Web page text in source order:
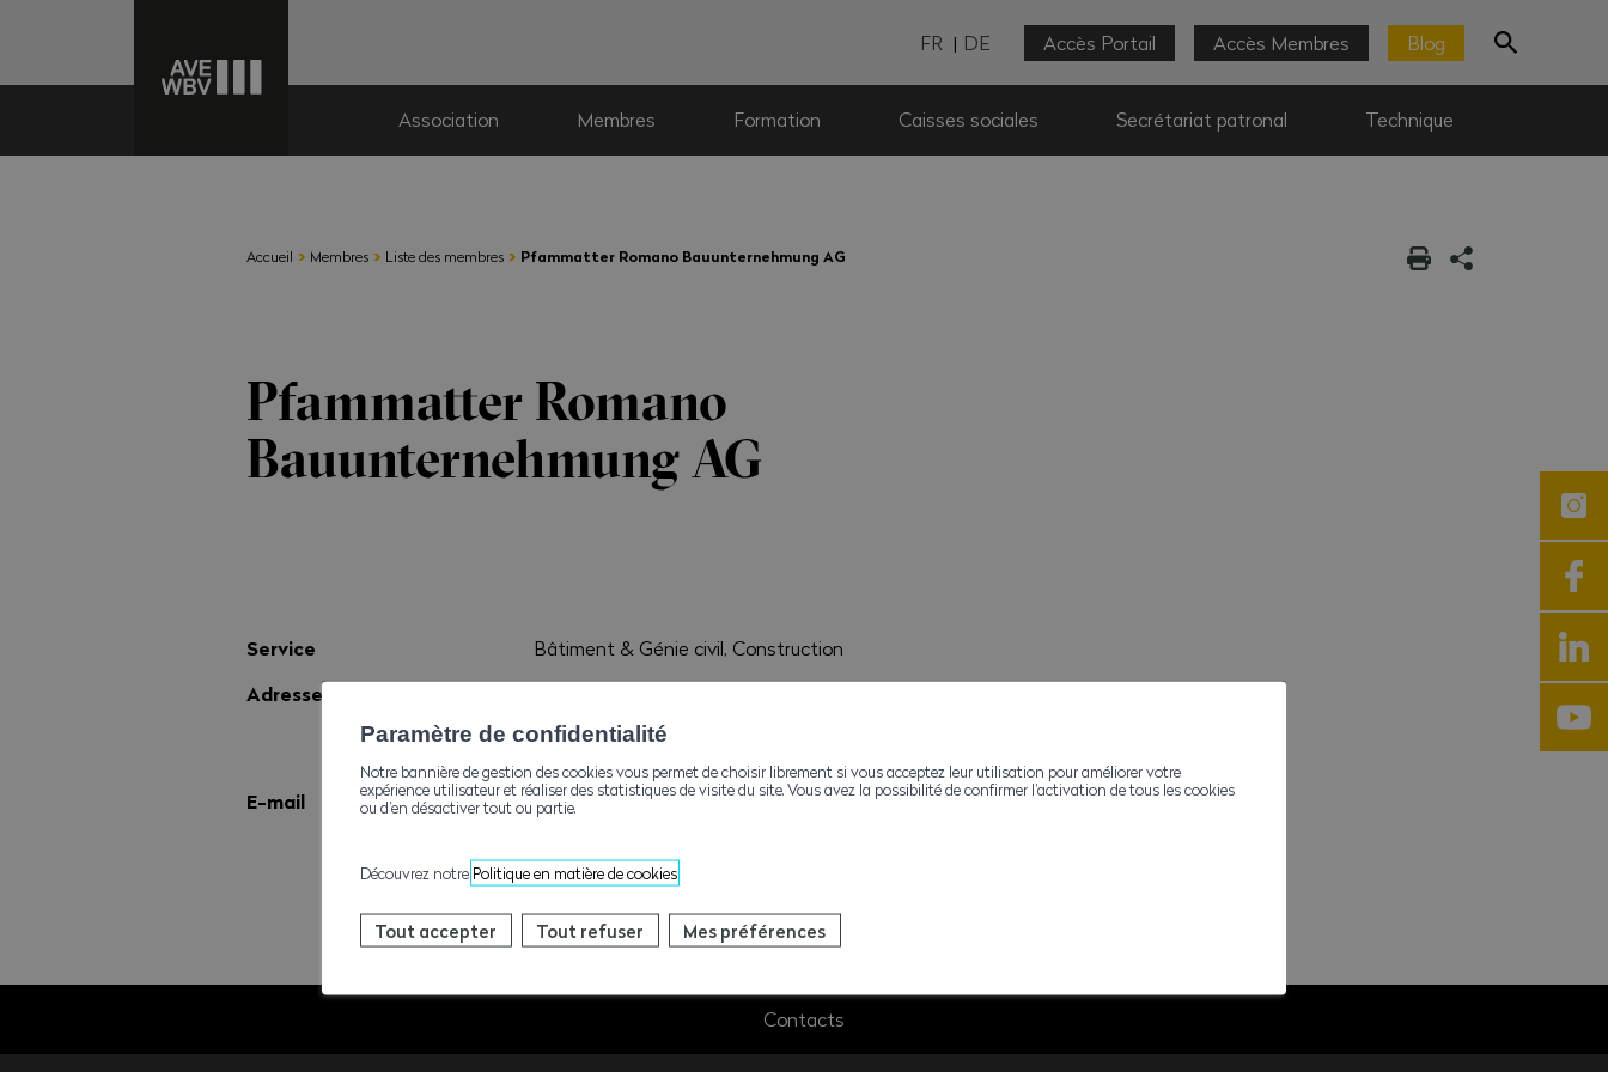
FR DE Accès Portail Accès Membres Blog
Association Membres Formation Caisses sociales Secrétariat patronal Technique
Accueil › Membres › Liste des membres › Pfammatter Romano Bauunternehmung AG
Pfammatter Romano
Bauunternehmung AG
Service Bâtiment & Génie civil, Construction
Adresse
c/o Romano Pfammatter Weingartenstrasse 48b
E-mail romanopf@bluewin.ch
Contacts
Paramètre de confidentialité
Notre bannière de gestion des cookies vous permet de choisir librement si vous acceptez leur utilisation pour améliorer votre
expérience utilisateur et réaliser des statistiques de visite du site. Vous avez la possibilité de confirmer l’activation de tous les cookies
ou d’en désactiver tout ou partie.
Découvrez notre Politique en matière de cookies
Tout accepter Tout refuser Mes préférences